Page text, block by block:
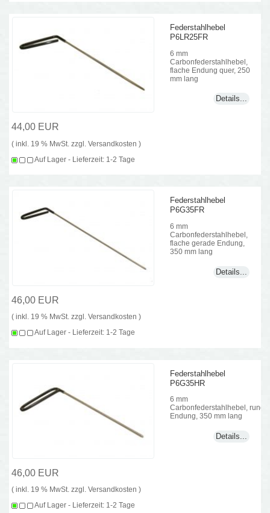
Federstahlhebel
P6LR25FR
6 mm
Carbonfederstahlhebel,
flache Endung quer, 250
mm lang
Details...
44,00 EUR
( inkl. 19 % MwSt. zzgl.Versandkosten )
Auf Lager - Lieferzeit: 1-2 Tage
Federstahlhebel
P6G35FR
6 mm
Carbonfederstahlhebel,
flache gerade Endung,
350 mm lang
Details...
46,00 EUR
( inkl. 19 % MwSt. zzgl.Versandkosten )
Auf Lager - Lieferzeit: 1-2 Tage
Federstahlhebel
P6G35HR
6 mm
Carbonfederstahlhebel, runde
Endung, 350 mm lang
Details...
46,00 EUR
( inkl. 19 % MwSt. zzgl.Versandkosten )
Auf Lager - Lieferzeit: 1-2 Tage